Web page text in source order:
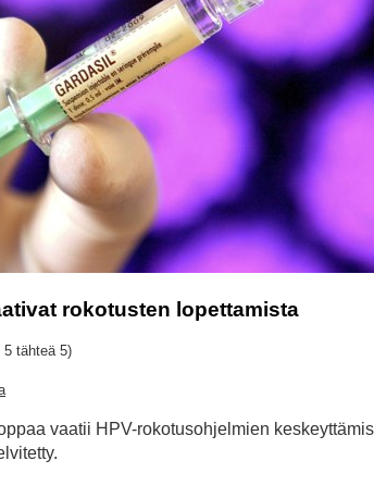
rokotusten lopettamista
5 tähteä 5)
vaatii HPV-rokotusohjelmien